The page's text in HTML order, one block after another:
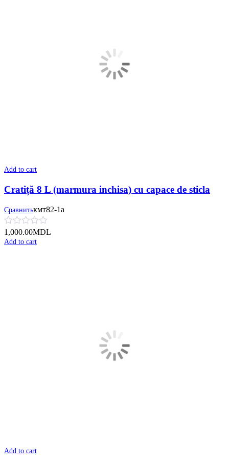
Add to cart
Cratiță 8 L (marmura inchisa) cu сapace de sticla
Сравнитькмт82-1а
1,000.00MDL
Add to cart
Add to cart